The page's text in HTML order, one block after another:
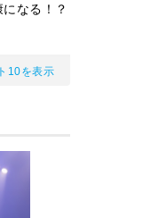
なる！？
10を表示